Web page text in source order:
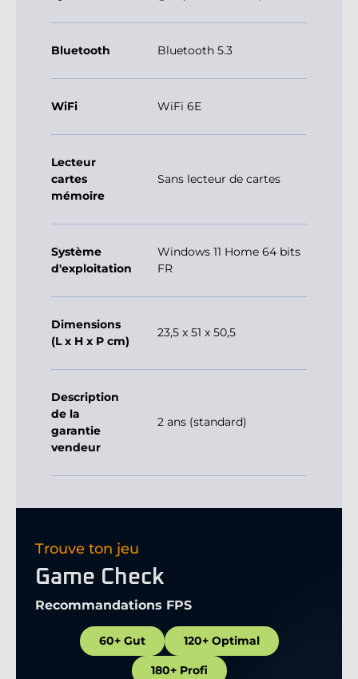
Bluetooth Bluetooth 5.3
WiFi WiFi 6E
Lecteur
cartes
mémoire
Sans lecteur de cartes
Système
d'exploitation
Windows 11 Home 64 bits
FR
Dimensions
(L x H x P cm)
23,5 x 51 x 50,5
Description
de la
garantie
vendeur
2 ans (standard)
Trouve ton jeu
Game Check
Recommandations FPS
60+ Gut 120+ Optimal
180+ Profi